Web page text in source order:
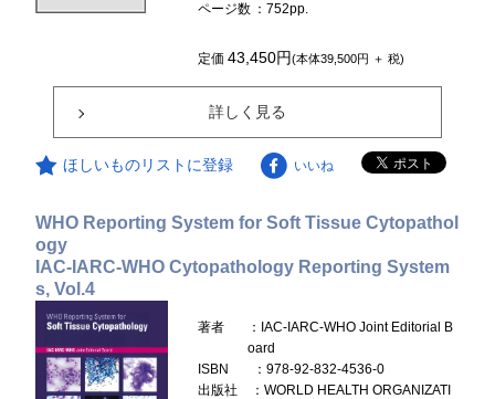
ページ数 ：752pp.
定価43,450円(本体39,500円 ＋ 税)
詳しく見る
ほしいものリストに登録 いいね
WHO Reporting System for Soft Tissue Cytopathol
ogy
IAC-IARC-WHO Cytopathology Reporting System
s, Vol.4
著者
：IAC-IARC-WHO Joint Editorial B
oard
ISBN
：978-92-832-4536-0
出版社
：WORLD HEALTH ORGANIZATI